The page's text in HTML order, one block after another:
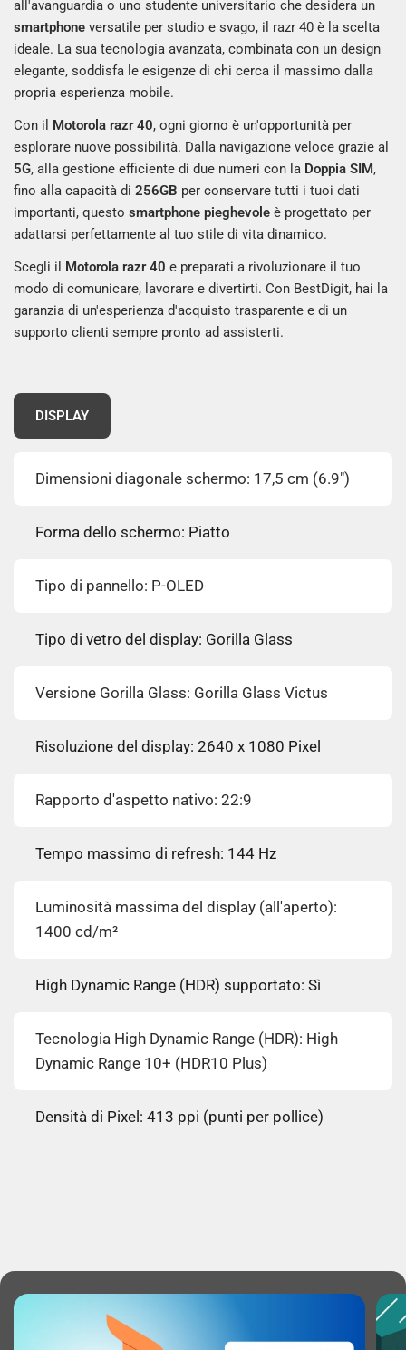
all'avanguardia o uno studente universitario che desidera un
smartphone versatile per studio e svago, il razr 40 è la scelta
ideale. La sua tecnologia avanzata, combinata con un design
elegante, soddisfa le esigenze di chi cerca il massimo dalla
propria esperienza mobile.
Con il Motorola razr 40, ogni giorno è un'opportunità per
esplorare nuove possibilità. Dalla navigazione veloce grazie al
5G, alla gestione efficiente di due numeri con la Doppia SIM,
fino alla capacità di256GB per conservare tutti i tuoi dati
importanti, questosmartphone pieghevole è progettato per
adattarsi perfettamente al tuo stile di vita dinamico.
Scegli il Motorola razr 40 e preparati a rivoluzionare il tuo
modo di comunicare, lavorare e divertirti. Con BestDigit, hai la
garanzia di un'esperienza d'acquisto trasparente e di un
supporto clienti sempre pronto ad assisterti.
DISPLAY
Dimensioni diagonale schermo: 17,5 cm (6.9")
Forma dello schermo: Piatto
Tipo di pannello: P-OLED
Tipo di vetro del display: Gorilla Glass
Versione Gorilla Glass: Gorilla Glass Victus
Risoluzione del display: 2640 x 1080 Pixel
Rapporto d'aspetto nativo: 22:9
Tempo massimo di refresh: 144 Hz
Luminosità massima del display (all'aperto):
1400 cd/m²
High Dynamic Range (HDR) supportato: Sì
Tecnologia High Dynamic Range (HDR): High
Dynamic Range 10+ (HDR10 Plus)
Densità di Pixel: 413 ppi (punti per pollice)
Densità in pixel del secondo display: 282 ppi